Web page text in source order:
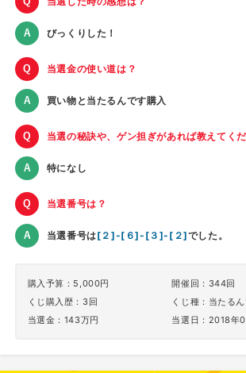
びっくりした！
当選金の使い道は？
買い物と当たるんです購入
当選の秘訣や、ゲン担ぎがあれば教えてくだ
特になし
当選番号は？
当選番号は[２]-[６]-[３]-[２]でした。
購入予算：5,000円
くじ購入歴：3回
当選金：143万円
開催回：344回
くじ種：当たる
当選日：2018年